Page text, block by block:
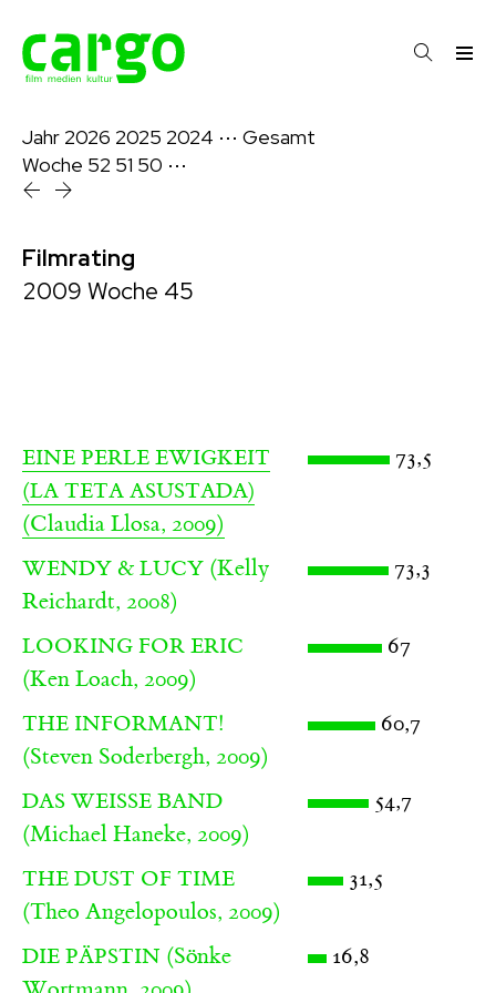
Jahr 2026 2025 2024 ⋯ Gesamt
Woche 52 51 50 ⋯
Filmrating
2009 Woche 45
EINE PERLE EWIGKEIT
(LA TETA ASUSTADA)
(Claudia Llosa, 2009)
73,5
WENDY & LUCY (Kelly
Reichardt, 2008)
73,3
LOOKING FOR ERIC
(Ken Loach, 2009)
67
THE INFORMANT!
(Steven Soderbergh, 2009)
60,7
DAS WEISSE BAND
(Michael Haneke, 2009)
54,7
THE DUST OF TIME
(Theo Angelopoulos, 2009)
31,5
DIE PÄPSTIN (Sönke
16,8